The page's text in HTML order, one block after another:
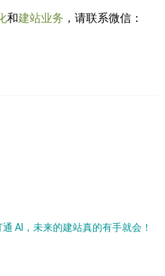
和建站业务 ，请联系微信：
AI，未来的建站真的有手就会！